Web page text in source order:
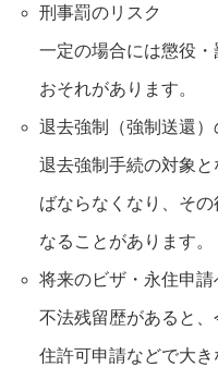
刑事罰のリスク
一定の場合には懲役
おそれがあります。
退去強制（強制送還）
退去強制手続の対象
ばならなくなり、そ
なることがあります。
将来のビザ・永住申請
不法残留歴があると
住許可申請などで大